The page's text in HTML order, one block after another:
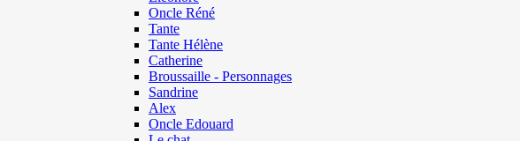
Oncle Réné
Tante
Tante Hélène
Catherine
Broussaille - Personnages
Sandrine
Alex
Oncle Edouard